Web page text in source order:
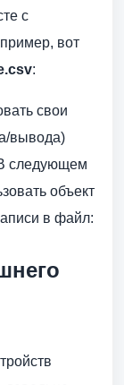
с
вот
:
свои
вывода)
следующем
объект
в файл: